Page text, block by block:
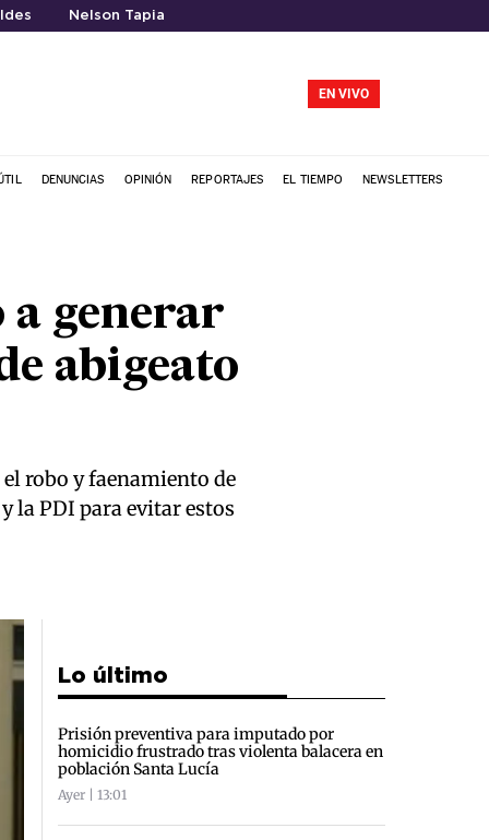
Nelson Tapia
EN VIVO
DENUNCIAS OPINIÓN REPORTAJES EL TIEMPO NEWSLETTERS
generar
abigeato
robo y faenamiento de
la PDI para evitar estos
Lo último
Prisión preventiva para imputado por
homicidio frustrado tras violenta balacera en
población Santa Lucía
Ayer | 13:01